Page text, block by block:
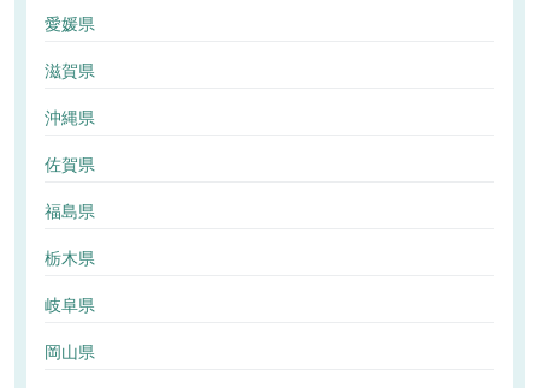
愛媛県
滋賀県
沖縄県
佐賀県
福島県
栃木県
岐阜県
岡山県